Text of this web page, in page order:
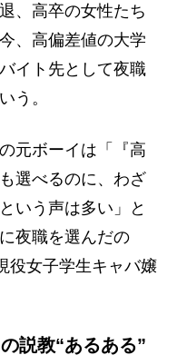
、高卒の女性たち
、高偏差値の大学
イト先として夜職
う。
元ボーイは「『高
選べるのに、わざ
いう声は多い」と
夜職を選んだの
役女子学生キャバ嬢
説教“あるある”